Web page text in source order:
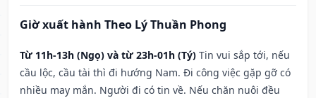
Giờ xuất hành Theo Lý Thuần Phong
Từ 11h-13h (Ngọ) và từ 23h-01h (Tý) Tin vui sắp tới, nếu
cầu lộc, cầu tài thì đi hướng Nam. Đi công việc gặp gỡ có
nhiều may mắn. Người đi có tin về. Nếu chăn nuôi đều